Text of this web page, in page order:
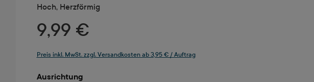
Hoch, Herzförmig
9,99 €
Preis inkl. MwSt. zzgl. Versandkosten ab 3,95 € / Auftrag
Ausrichtungauswählen